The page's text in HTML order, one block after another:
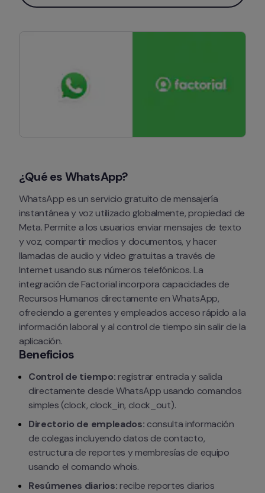
¿Qué es WhatsApp?
WhatsApp es un servicio gratuito de mensajería
instantánea y voz utilizado globalmente, propiedad de
Meta. Permite a los usuarios enviar mensajes de texto
y voz, compartir medios y documentos, y hacer
llamadas de audio y video gratuitas a través de
Internet usando sus números telefónicos. La
integración de Factorial incorpora capacidades de
Recursos Humanos directamente en WhatsApp,
ofreciendo a gerentes y empleados acceso rápido a la
información laboral y al control de tiempo sin salir de la
aplicación.
Beneficios
Control de tiempo: registrar entrada y salida
directamente desde WhatsApp usando comandos
simples (clock, clock_in, clock_out).
Directorio de empleados: consulta información
de colegas incluyendo datos de contacto,
estructura de reportes y membresías de equipo
usando el comando whois.
Resúmenes diarios: recibe reportes diarios